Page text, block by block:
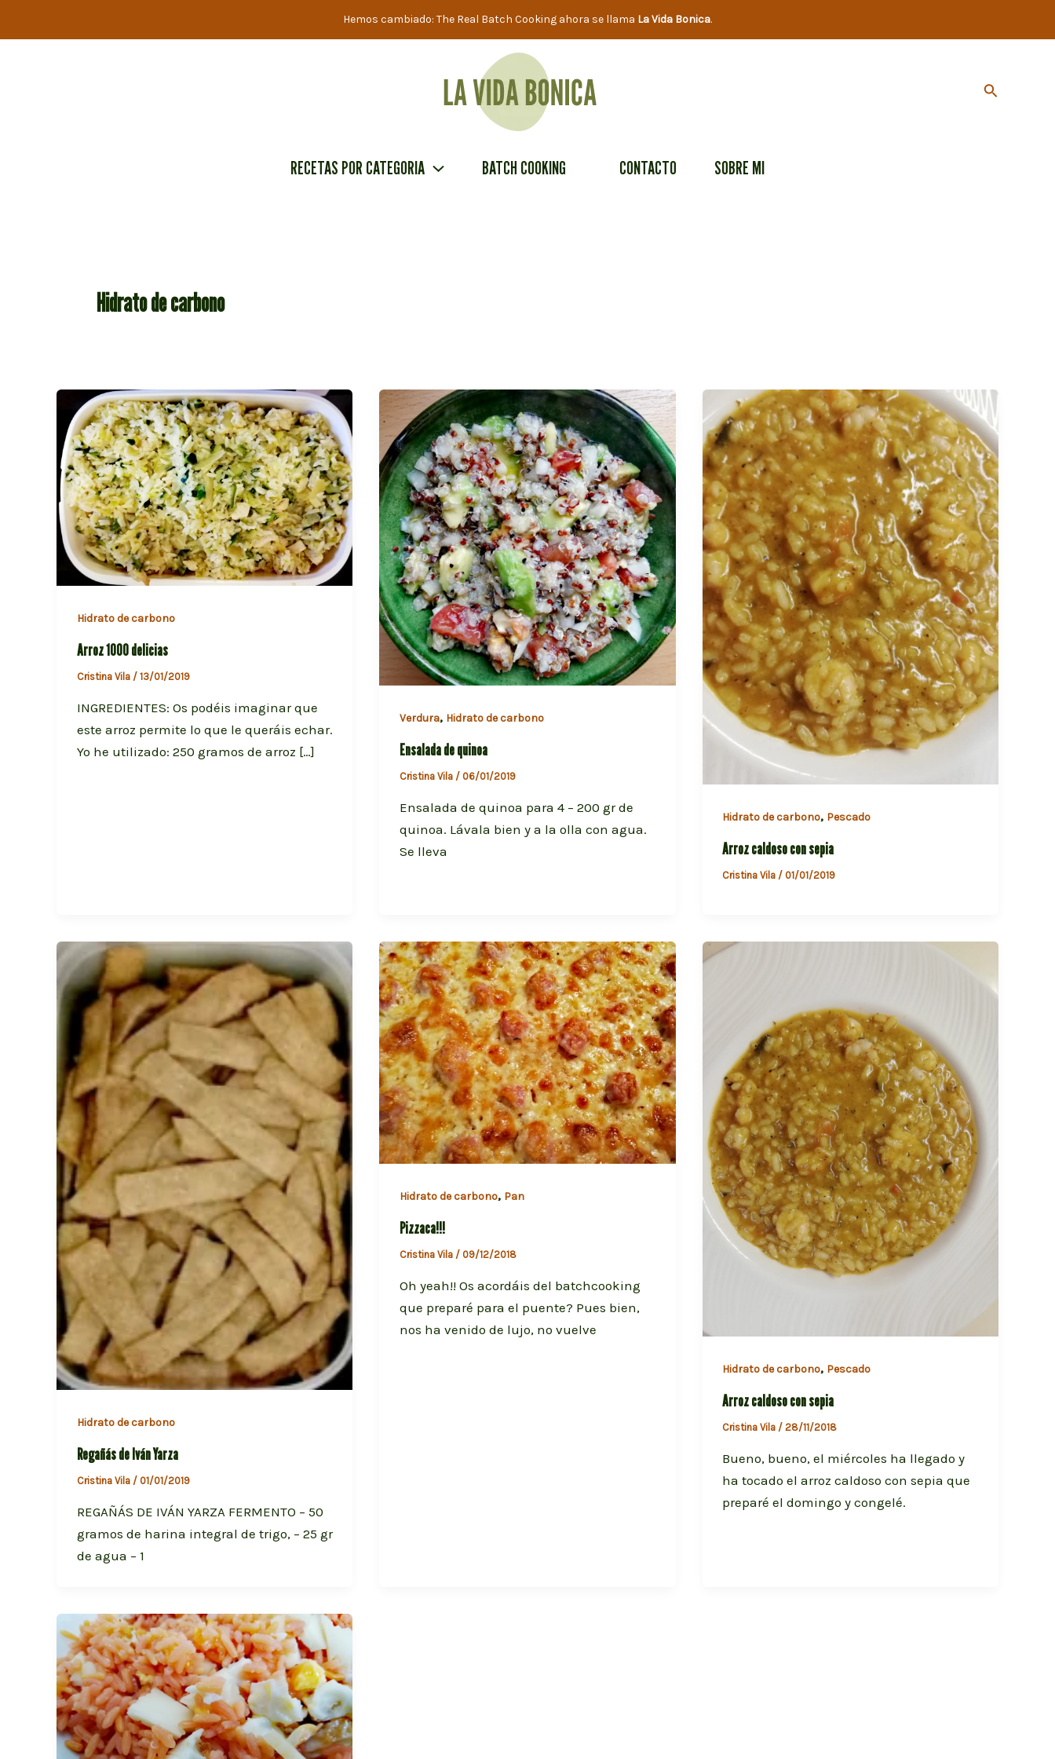
Hemos cambiado: The Real Batch Cooking ahora se llama La Vida Bonica.
Buscar
RECETAS POR CATEGORIA BATCH COOKING CONTACTO SOBRE MI
Hidrato de carbono
Hidrato de carbono
Arroz 1000 delicias
Cristina Vila / 13/01/2019
INGREDIENTES: Os podéis imaginar que
este arroz permite lo que le queráis echar.
Yo he utilizado: 250 gramos de arroz […]
Verdura, Hidrato de carbono
Ensalada de quinoa
Cristina Vila / 06/01/2019
Ensalada de quinoa para 4 – 200 gr de
quinoa. Lávala bien y a la olla con agua.
Se lleva
Hidrato de carbono, Pescado
Arroz caldoso con sepia
Cristina Vila / 01/01/2019
Hidrato de carbono
Regañás de Iván Yarza
Cristina Vila / 01/01/2019
REGAÑÁS DE IVÁN YARZA FERMENTO – 50
gramos de harina integral de trigo, – 25 gr
de agua – 1
Hidrato de carbono, Pan
Pizzaca!!!
Cristina Vila / 09/12/2018
Oh yeah!! Os acordáis del batchcooking
que preparé para el puente? Pues bien,
nos ha venido de lujo, no vuelve
Hidrato de carbono, Pescado
Arroz caldoso con sepia
Cristina Vila /28/11/2018
Bueno, bueno, el miércoles ha llegado y
ha tocado el arroz caldoso con sepia que
preparé el domingo y congelé.